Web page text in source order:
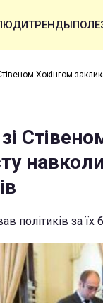
ТРЕНДЫ
Хокінгом
політиків за їх